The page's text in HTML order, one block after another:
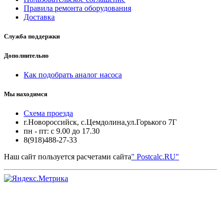
Правила ремонта оборудования
Доставка
Служба поддержки
Дополнительно
Как подобрать аналог насоса
Мы находимся
Схема проезда
г.Новороссийск, с.Цемдолина,ул.Горького 7Г
пн - пт: с 9.00 до 17.30
8(918)488-27-33
Наш сайт пользуется расчетами сайта" Postcalc.RU"